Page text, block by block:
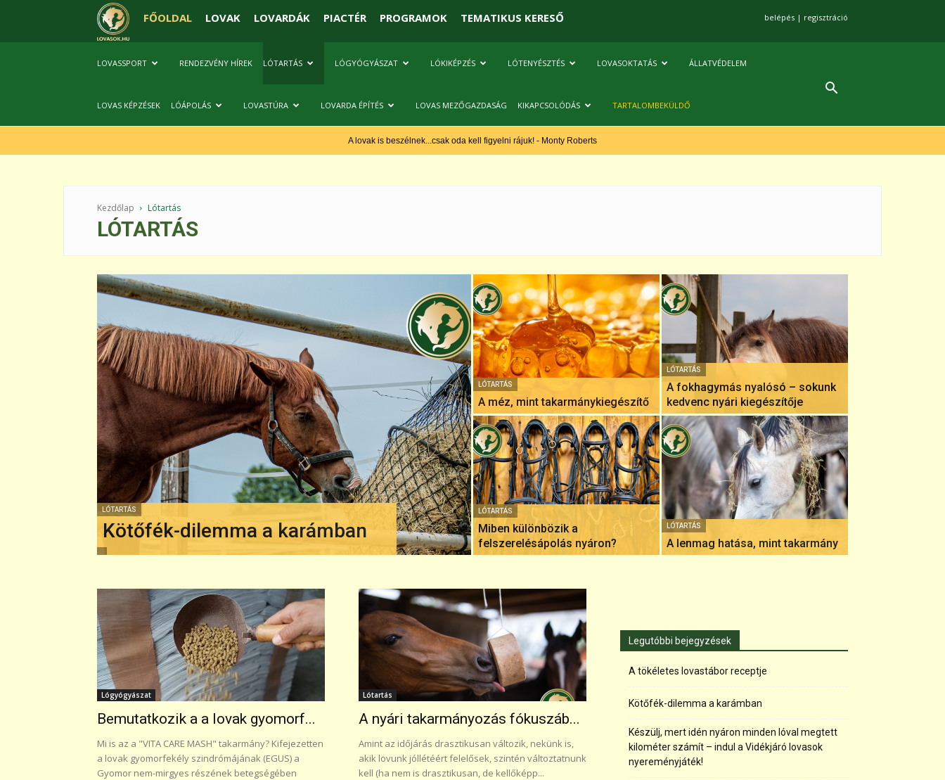
FŐOLDAL LOVAK LOVARDÁK PIACTÉR PROGRAMOK TEMATIKUS KERESŐ belépés | regisztráció
LOVASSPORT RENDEZVÉNY HÍREK LÓTARTÁS LÓGYÓGYÁSZAT LÓKIKÉPZÉS LÓTENYÉSZTÉS LOVASOKTATÁS ÁLLATVÉDELEM
LOVAS KÉPZÉSEK LÓÁPOLÁS LOVASTÚRA LOVARDA ÉPÍTÉS LOVAS MEZŐGAZDASÁG KIKAPCSOLÓDÁS TARTALOMBEKÜLDŐ
A lovak is beszélnek...csak oda kell figyelni rájuk! - Monty Roberts
Kezdőlap Lótartás
LÓTARTÁS
LÓTARTÁS
Kötőfék-dilemma a karámban
LÓTARTÁS
A méz, mint takarmánykiegészítő
LÓTARTÁS
A fokhagymás nyalósó – sokunk
kedvenc nyári kiegészítője
LÓTARTÁS
Miben különbözik a
felszerelésápolás nyáron?
LÓTARTÁS
A lenmag hatása, mint takarmány
Lógyógyászat
Bemutatkozik a a lovak gyomorf...
Mi is az a "VITA CARE MASH" takarmány? Kifejezetten
a lovak gyomorfekély szindrómájának (EGUS) a
Gyomor nem-mirgyes részének betegségében
Lótartás
A nyári takarmányozás fókuszáb...
Amint az időjárás drasztikusan változik, nekünk is,
akik lovunk jóllétéért felelősek, szintén változtatnunk
kell (ha nem is drasztikusan, de kellőképp...
Legutóbbi bejegyzések
A tökéletes lovastábor receptje
Kötőfék-dilemma a karámban
Készülj, mert idén nyáron minden lóval megtett
kilométer számít – indul a Vidékjáró lovasok
nyereményjáték!